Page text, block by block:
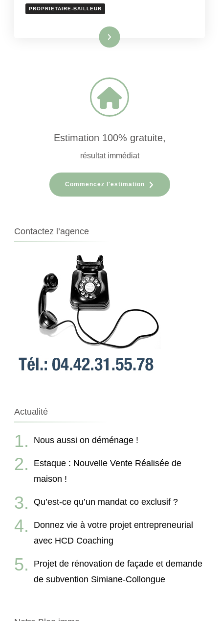
PROPRIETAIRE-BAILLEUR
Lire la suite
Estimation 100% gratuite,
résultat immédiat
Commencez l'estimation
Contactez l’agence
Actualité
Nous aussi on déménage !
Estaque : Nouvelle Vente Réalisée de
maison !
Qu’est-ce qu’un mandat co exclusif ?
Donnez vie à votre projet entrepreneurial
avec HCD Coaching
Projet de rénovation de façade et demande
de subvention Simiane-Collongue